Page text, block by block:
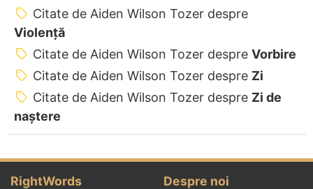
Citate de Aiden Wilson Tozer despre
Violență
Citate de Aiden Wilson Tozer despre Vorbire
Citate de Aiden Wilson Tozer despre Zi
Citate de Aiden Wilson Tozer despre Zi de
naștere
RightWords Despre noi